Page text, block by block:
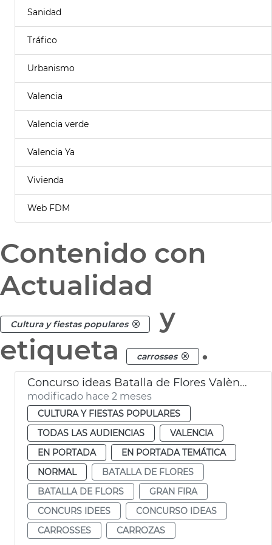
Sanidad
Tráfico
Urbanismo
Valencia
Valencia verde
Valencia Ya
Vivienda
Web FDM
Contenido con
Actualidad
Cultura y fiestas populares
y
etiqueta
carrosses .
Concurso ideas Batalla de Flores València
modificado hace 2 meses
CULTURA Y FIESTAS POPULARES
TODAS LAS AUDIENCIAS
VALENCIA
EN PORTADA
EN PORTADA TEMÁTICA
NORMAL
BATALLA DE FLORES
BATALLA DE FLORS
GRAN FIRA
CONCURS IDEES
CONCURSO IDEAS
CARROSSES
CARROZAS